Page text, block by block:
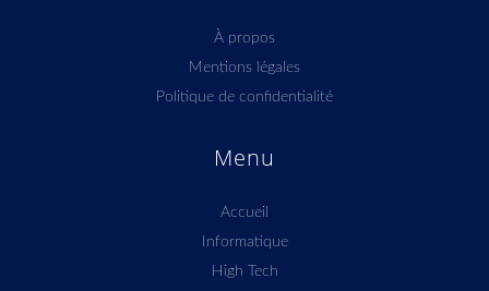
À propos
Mentions légales
Politique de confidentialité
Menu
Accueil
Informatique
High Tech